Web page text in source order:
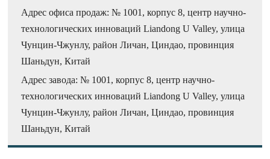
Адрес офиса продаж: № 1001, корпус 8, центр научно-
технологических инноваций Liandong U Valley, улица
Чунцин-Чжунлу, район Личан, Циндао, провинция
Шаньдун, Китай
Адрес завода: № 1001, корпус 8, центр научно-
технологических инноваций Liandong U Valley, улица
Чунцин-Чжунлу, район Личан, Циндао, провинция
Шаньдун, Китай